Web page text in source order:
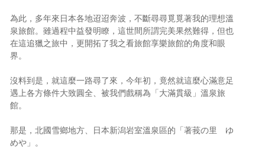
為此，多年來日本各地迢迢奔波，不斷尋尋覓覓著我的理想溫
泉旅館。雖過程中益發明瞭，這世間所謂完美果然難得，但也
在這追獵之旅中，更開拓了我之看旅館享樂旅館的角度和眼
界。
沒料到是，就這麼一路尋了來，今年初，竟然就這麼心滿意足
遇上各方條件大致圓全、被我們戲稱為「大滿貫級」溫泉旅
館。
那是，北國雪鄉地方、日本新潟岩室溫泉區的「著莪の里 ゆ
めや」。